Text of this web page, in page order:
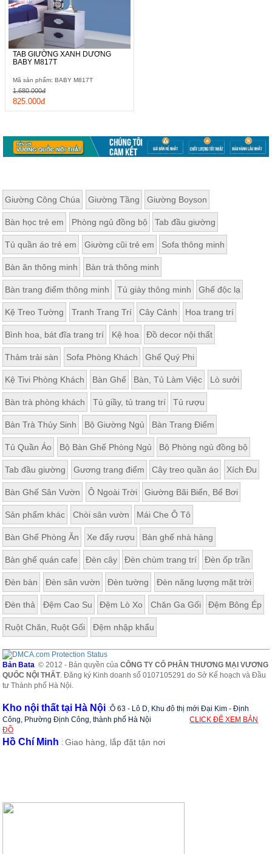
TAB GIƯỜNG XANH DƯƠNG
BABY M817T
Mã sản phẩm: BABY M817T
825.000đ
1.680.000đ
Giường Công Chúa Giường Tầng Giường Boyson
Bàn học trẻ em Phòng ngủ đồng bộ Tab đầu giường
Tủ quần áo trẻ em Giường cũi trẻ em Sofa thông minh
Bàn ăn thông minh Bàn trà thông minh
Bàn trang điểm thông minh Tủ giày thông minh Ghế độc lạ
Kệ Treo Tường Tranh Trang Trí Cây Cảnh Hoa trang trí
Bình hoa, bát đĩa trang trí Kệ hoa Đồ decor nội thất
Thảm trải sàn Sofa Phòng Khách Ghế Quý Phi
Kệ Tivi Phòng Khách Bàn Ghế Bàn, Tủ Làm Việc Lò sưởi
Bàn trà phòng khách Tủ giầy, tủ trang trí Tủ rượu
Bàn Trà Thủy Sinh Bộ Giường Ngủ Bàn Trang Điểm
Tủ Quần Áo Bộ Bàn Ghế Phòng Ngủ Bộ Phòng ngủ đồng bộ
Tab đầu giường Gương trang điểm Cây treo quần áo Xích Đu
Bàn Ghế Sân Vườn Ô Ngoài Trời Giường Bãi Biển, Bể Bơi
Sản phẩm khác Chòi sân vườn Mái Che Ô Tô
Bàn Ghế Phòng Ăn Xe đẩy rượu Bàn ghế nhà hàng
Bàn ghế quán cafe Đèn cây Đèn chùm trang trí Đèn ốp trần
Đèn bàn Đèn sân vườn Đèn tường Đèn năng lượng mặt trời
Đèn thả Đệm Cao Su Đệm Lò Xo Chăn Ga Gối Đệm Bông Ép
Ruột Chăn, Ruột Gối Đệm nhập khẩu
Bản Bata © 2012 - Bản quyền củaCÔNG TY CỔ PHẦN THƯƠNG MẠI VƯƠNG
QUỐC NỘI THẤT. Đăng ký Kinh doanh số 0107105291 do Sở Kế hoạch và Đầu
tư Thành phố Hà Nội.
Kho nội thất tại Hà Nội :Ô 63 - Lô D, Khu đô thị mới Đại Kim - Định
Công, Phường Định Công, thành phố Hà Nội
CLICK ĐỂ XEM BẢN
ĐỒ
Hồ Chí Minh :Giao hàng, lắp đặt tận nơi